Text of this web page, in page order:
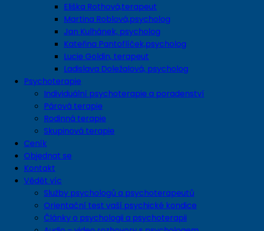
Eliška Rothová,terapeut
Martina Roblová,psycholog
Jan Kulhánek, psycholog
Kateřina Pantoflíček,psycholog
Lucie Goldin, terapeut
Ladislava Doležalová, psycholog
Psychoterapie
Individuální psychoterapie a poradenství
Párová terapie
Rodinná terapie
Skupinová terapie
Ceník
Objednat se
Kontakt
Vědět víc
Služby psychologů a psychoterapeutů
Orientační test vaší psychické kondice
Články o psychologii a psychoterapii